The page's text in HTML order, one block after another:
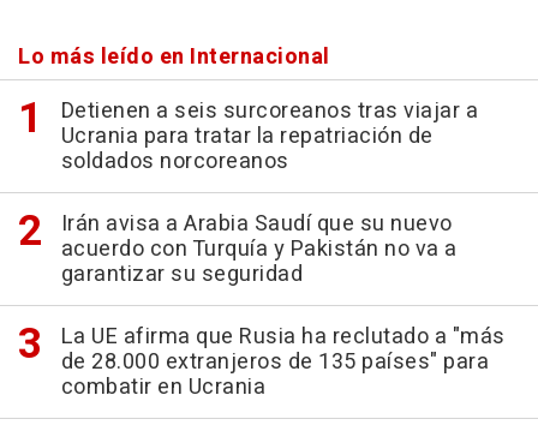
Lo más leído en Internacional
Detienen a seis surcoreanos tras viajar a
Ucrania para tratar la repatriación de
soldados norcoreanos
Irán avisa a Arabia Saudí que su nuevo
acuerdo con Turquía y Pakistán no va a
garantizar su seguridad
La UE afirma que Rusia ha reclutado a "más
de 28.000 extranjeros de 135 países" para
combatir en Ucrania